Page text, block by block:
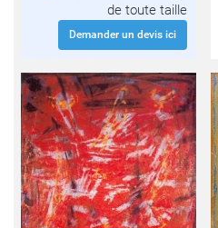
de toute taille
Demander un devis ici